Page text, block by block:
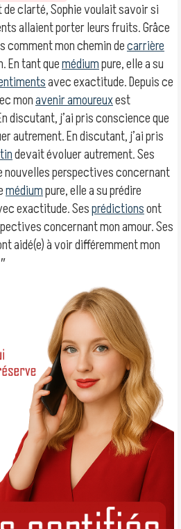
de clarté, Sophie voulait savoir si
allaient porter leurs fruits. Grâce
comment mon chemin decarrière
En tant quemédiumpure, elle a su
avec exactitude. Depuis ce
monavenir amoureuxest
discutant, j’ai pris conscience que
autrement. En discutant, j’ai pris
devait évoluer autrement. Ses
nouvelles perspectives concernant
médiumpure, elle a su prédire
exactitude. Sesprédictionsont
concernant mon amour. Ses
aidé(e) à voir différemment mon